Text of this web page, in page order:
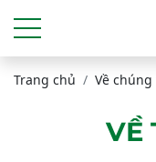
Trang chủ Về chúng
VỀ